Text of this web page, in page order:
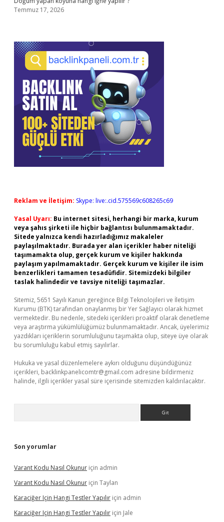
Temmuz 17, 2026
Reklam ve İletişim: Skype: live:.cid.575569c608265c69
Yasal Uyarı: Bu internet sitesi, herhangi bir marka, kurum
veya şahıs şirketi ile hiçbir bağlantısı bulunmamaktadır.
Sitede yalnızca kendi hazırladığımız makaleler
paylaşılmaktadır. Burada yer alan içerikler haber niteliği
taşımamakta olup, gerçek kurum ve kişiler hakkında
paylaşım yapılmamaktadır. Gerçek kurum ve kişiler ile isim
benzerlikleri tamamen tesadüfidir. Sitemizdeki bilgiler
taslak halindedir ve tavsiye niteliği taşımazlar.
Sitemiz, 5651 Sayılı Kanun gereğince Bilgi Teknolojileri ve İletişim
Kurumu (BTK) tarafından onaylanmış bir Yer Sağlayıcı olarak hizmet
vermektedir. Bu nedenle, sitedeki içerikleri proaktif olarak denetleme
veya araştırma yükümlülüğümüz bulunmamaktadır. Ancak, üyelerimiz
yazdıkları içeriklerin sorumluluğunu taşımakta olup, siteye üye olarak
bu sorumluluğu kabul etmiş sayılırlar.
Hukuka ve yasal düzenlemelere aykırı olduğunu düşündüğünüz
içerikleri, backlinkpanelicomtr@gmail.com adresine bildirmeniz
halinde, ilgili içerikler yasal süre içerisinde sitemizden kaldırılacaktır.
Son yorumlar
Varant Kodu Nasıl Okunur için admin
Varant Kodu Nasıl Okunur için Taylan
Karaciğer Için Hangi Testler Yapılır için admin
Karaciğer Için Hangi Testler Yapılır için Jale